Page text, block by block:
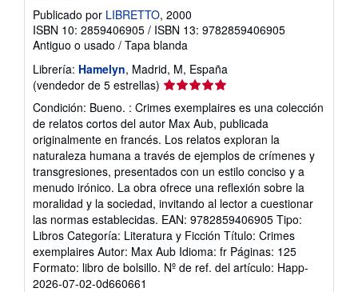
Publicado por LIBRETTO, 2000
ISBN 10: 2859406905 / ISBN 13: 9782859406905
Antiguo o usado / Tapa blanda
Librería: Hamelyn, Madrid, M, España
(vendedor de 5 estrellas) Calificación
vendedor:
5
de
5
estrellas
Condición: Bueno. : Crimes exemplaires es una colección
de relatos cortos del autor Max Aub, publicada
originalmente en francés. Los relatos exploran la
naturaleza humana a través de ejemplos de crímenes y
transgresiones, presentados con un estilo conciso y a
menudo irónico. La obra ofrece una reflexión sobre la
moralidad y la sociedad, invitando al lector a cuestionar
las normas establecidas. EAN: 9782859406905 Tipo:
Libros Categoría: Literatura y Ficción Título: Crimes
exemplaires Autor: Max Aub Idioma: fr Páginas: 125
Formato: libro de bolsillo. Nº de ref. del artículo: Happ-
2026-07-02-0d660661